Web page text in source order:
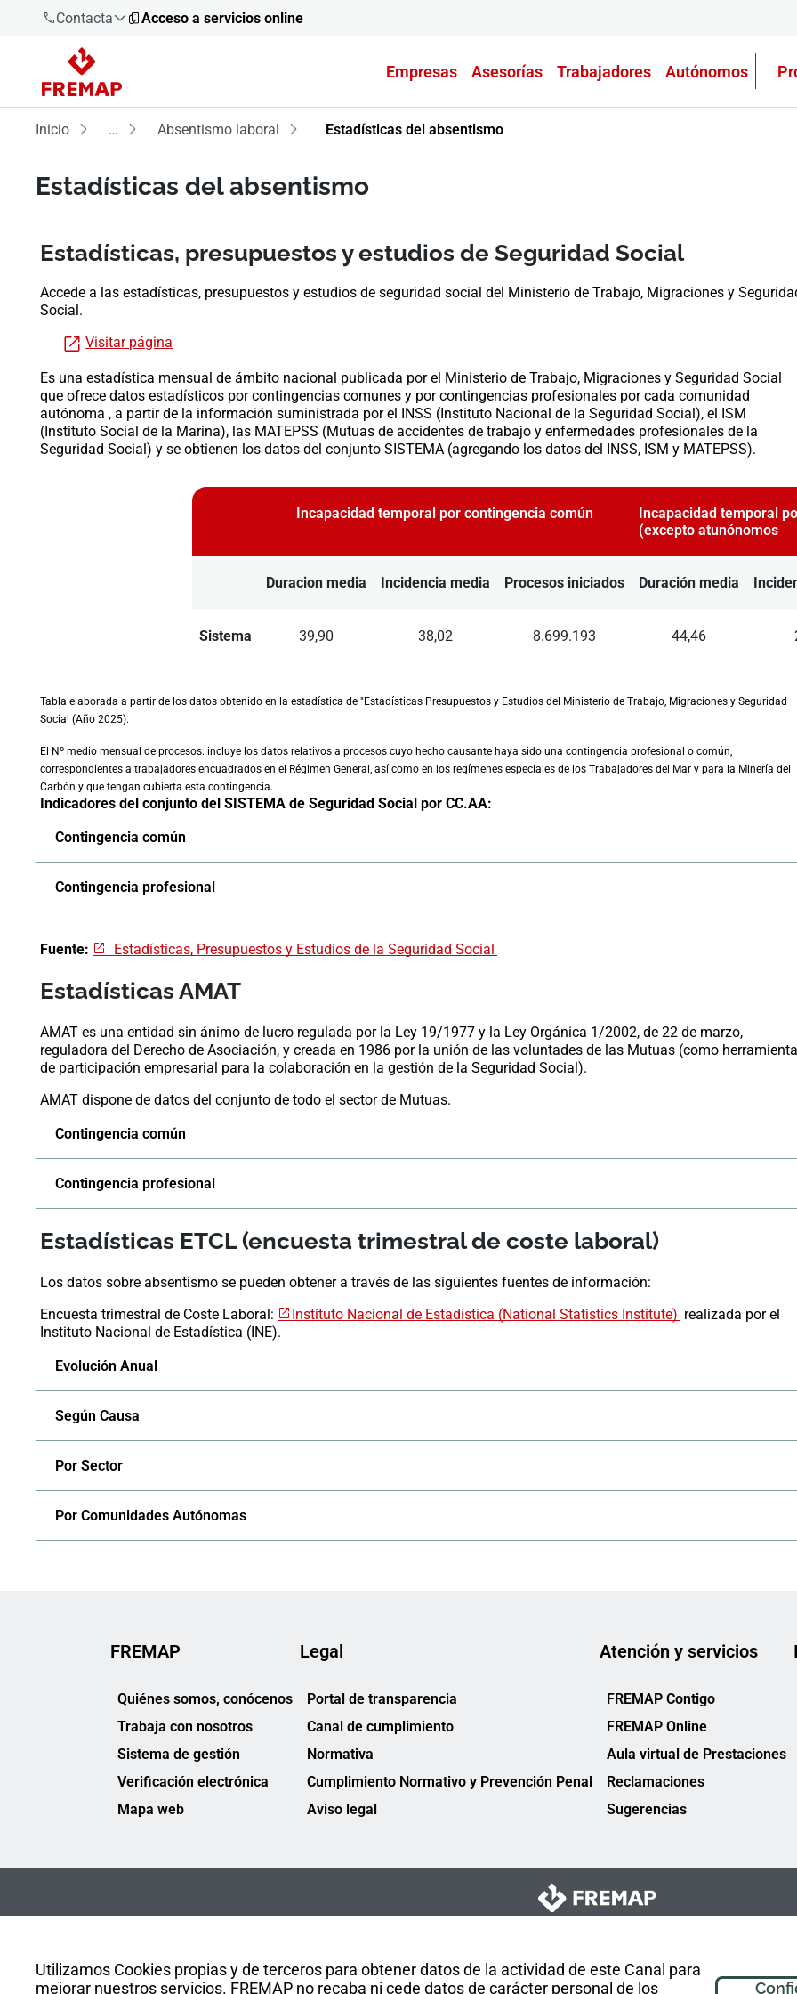
Contacta
900 61 00
61
919 61 61
61
Acceso a servicios online
Empresas Asesorías Trabajadores Autónomos
Utilizamos Cookies propias y de terceros para obtener datos de la actividad de este Canal para
mejorar nuestros servicios. FREMAP no recaba ni cede datos de carácter personal de los
Inicio … Absentismo laboral Estadísticas del absentismo
Estadísticas del absentismo
Estadísticas, presupuestos y estudios de Seguridad Social
Accede a las estadísticas, presupuestos y estudios de seguridad social del Ministerio de Trabajo, Migraciones y
Social.
Visitar página
Es una estadística mensual de ámbito nacional publicada por el Ministerio de Trabajo, Migraciones y Seguridad Social
que ofrece datos estadísticos por contingencias comunes y por contingencias profesionales por cada comunidad
autónoma , a partir de la información suministrada por el INSS (Instituto Nacional de la Seguridad Social), el ISM
(Instituto Social de la Marina), las MATEPSS (Mutuas de accidentes de trabajo y enfermedades profesionales de la
Seguridad Social) y se obtienen los datos del conjunto SISTEMA (agregando los datos del INSS, ISM y MATEPSS).
Incapacidad temporal por contingencia común
Incapacidad temporal
(excepto atunónomos
Duracion media Incidencia media Procesos iniciados Duración media
Sistema 39,90 38,02 8.699.193 44,46
Tabla elaborada a partir de los datos obtenido en la estadística de "Estadísticas Presupuestos y Estudios del Ministerio de Trabajo, Migraciones y Seguridad
Social (Año 2025).
El Nº medio mensual de procesos: incluye los datos relativos a procesos cuyo hecho causante haya sido una contingencia profesional o común,
correspondientes a trabajadores encuadrados en el Régimen General, así como en los regímenes especiales de los Trabajadores del Mar y para la Minería del
Carbón y que tengan cubierta esta contingencia.
Indicadores del conjunto del SISTEMA de Seguridad Social por CC.AA:
Contingencia común
Contingencia profesional
Fuente: Estadísticas, Presupuestos y Estudios de la Seguridad Social
Estadísticas AMAT
AMAT es una entidad sin ánimo de lucro regulada por la Ley 19/1977 y la Ley Orgánica 1/2002, de 22 de marzo,
reguladora del Derecho de Asociación, y creada en 1986 por la unión de las voluntades de las Mutuas (como
de participación empresarial para la colaboración en la gestión de la Seguridad Social).
AMAT dispone de datos del conjunto de todo el sector de Mutuas.
Contingencia común
Contingencia profesional
Estadísticas ETCL (encuesta trimestral de coste laboral)
Los datos sobre absentismo se pueden obtener a través de las siguientes fuentes de información:
Encuesta trimestral de Coste Laboral:
Instituto Nacional de Estadística (National Statistics Institute) realizada por el
Instituto Nacional de Estadística (INE).
Evolución Anual
Según Causa
Por Sector
Por Comunidades Autónomas
FREMAP
Quiénes somos, conócenos
Trabaja con nosotros
Sistema de gestión
Verificación electrónica
Mapa web
Legal
Portal de transparencia
Canal de cumplimiento
Normativa
Cumplimiento Normativo y Prevención Penal
Aviso legal
Atención y servicios
FREMAP Contigo
FREMAP Online
Aula virtual de Prestaciones
Reclamaciones
Sugerencias